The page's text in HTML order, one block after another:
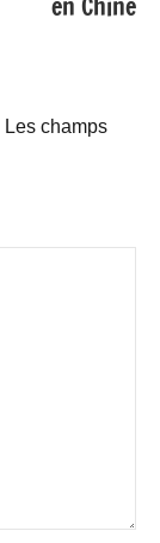
Les champs